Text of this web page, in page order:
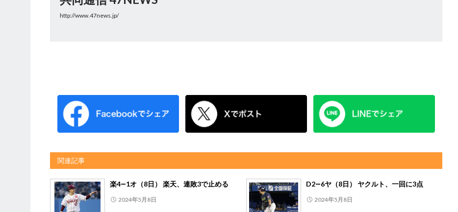
http://www.47news.jp/
関連記事
楽4―1オ（8日） 楽天、連敗3で止める
2024年5月8日
D2―6ヤ（8日） ヤクルト、一回に3点
2024年5月8日